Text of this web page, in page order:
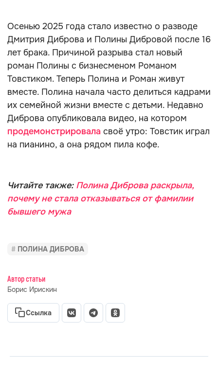
Осенью 2025 года стало известно о разводе
Дмитрия Диброва и Полины Дибровой после 16
лет брака. Причиной разрыва стал новый
роман Полины с бизнесменом Романом
Товстиком. Теперь Полина и Роман живут
вместе. Полина начала часто делиться кадрами
их семейной жизни вместе с детьми. Недавно
Диброва опубликовала видео, на котором
продемонстрировала своё утро: Товстик играл
на пианино, а она рядом пила кофе.
Читайте также: Полина Диброва раскрыла,
почему не стала отказываться от фамилии
бывшего мужа
ПОЛИНА ДИБРОВА
Автор статьи
Борис Ирискин
Ссылка